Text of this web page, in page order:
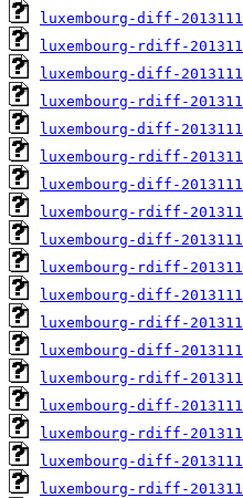
luxembourg-diff-
luxembourg-rdiff-
luxembourg-diff-
luxembourg-rdiff-
luxembourg-diff-
luxembourg-rdiff-
luxembourg-diff-
luxembourg-rdiff-
luxembourg-diff-
luxembourg-rdiff-
luxembourg-diff-
luxembourg-rdiff-
luxembourg-diff-
luxembourg-rdiff-
luxembourg-diff-
luxembourg-rdiff-
luxembourg-diff-
luxembourg-rdiff-